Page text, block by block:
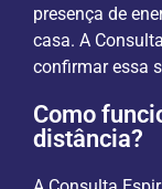
presença de
casa. A
confirmar essa
Como
distância?